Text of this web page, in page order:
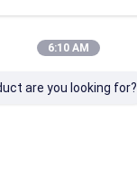
6:10 AM
are you looking for?